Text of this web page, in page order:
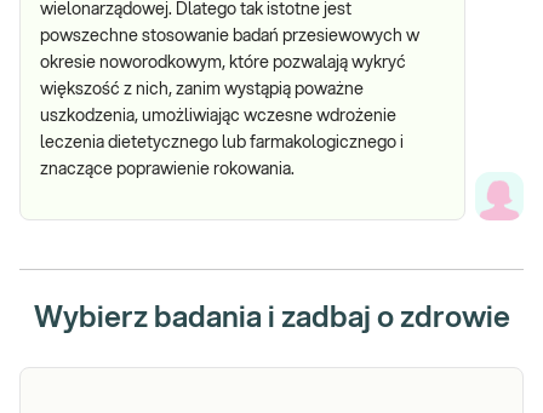
wielonarządowej. Dlatego tak istotne jest
powszechne stosowanie badań przesiewowych w
okresie noworodkowym, które pozwalają wykryć
większość z nich, zanim wystąpią poważne
uszkodzenia, umożliwiając wczesne wdrożenie
leczenia dietetycznego lub farmakologicznego i
znaczące poprawienie rokowania.
Wybierz badania i zadbaj o zdrowie